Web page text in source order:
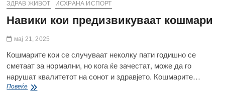
ЗДРАВ ЖИВОТ ИСХРАНА ИСПОРТ
Навики кои предизвикуваат кошмари
мај 21, 2025
Кошмарите кои се случуваат неколку пати годишно се
сметаат за нормални, но кога ќе зачестат, може да го
нарушат квалитетот на сонот и здравјето. Кошмарите…
ПовеќеНавики